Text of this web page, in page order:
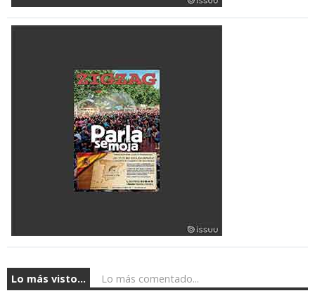
Lo más visto... Lo más comentado...